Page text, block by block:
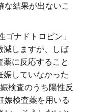
な結果が出ないこ
ゴナドトロピン」
減しますが、しば
に反応すること
していなかった
検査のうち陽性反
娠検査薬を用いる